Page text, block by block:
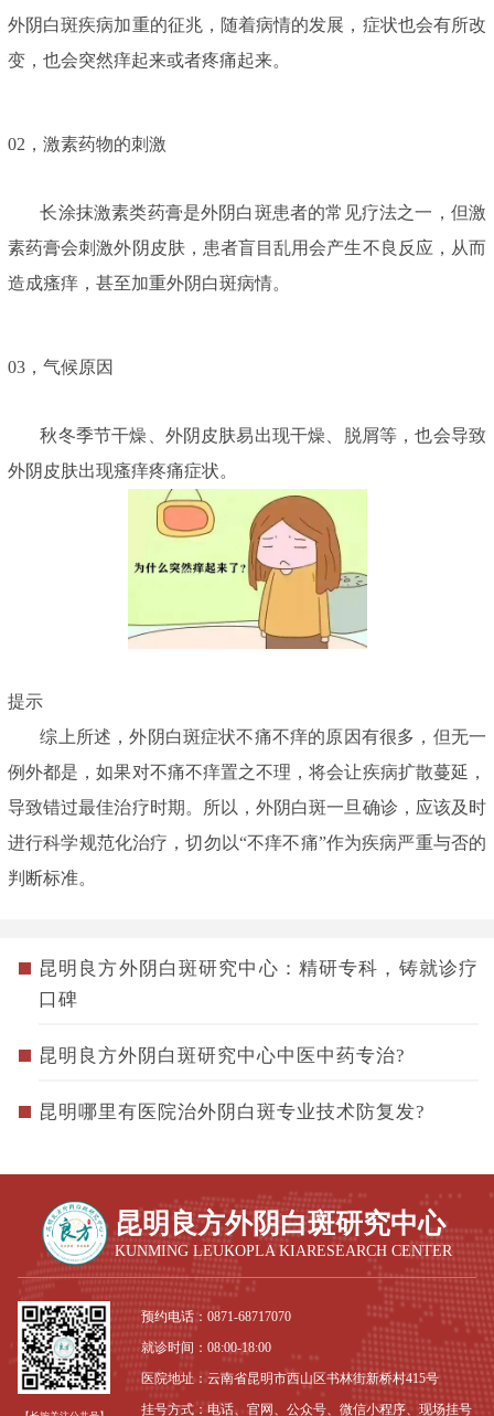
外阴白斑疾病加重的征兆，随着病情的发展，症状也会有所改
变，也会突然痒起来或者疼痛起来。
02， 激素药物的刺激
长涂抹激素类药膏是外阴白斑患者的常见疗法之一，但激
素药膏会刺激外阴皮肤，患者盲目乱用会产生不良反应，从而
造成瘙痒，甚至加重外阴白斑病情。
03， 气候原因
秋冬季节干燥、外阴皮肤易出现干燥、脱屑等，也会导致
外阴皮肤出现瘙痒疼痛症状。
提示
综上所述，外阴白斑症状不痛不痒的原因有很多，但无一
例外都是，如果对不痛不痒置之不理，将会让疾病扩散蔓延，
导致错过最佳治疗时期。所以，外阴白斑一旦确诊，应该及时
进行科学规范化治疗，切勿以“不痒不痛”作为疾病严重与否的
判断标准。
昆明良方外阴白斑研究中心：精研专科，铸就诊疗
口碑
昆明良方外阴白斑研究中心中医中药专治?
昆明哪里有医院治外阴白斑专业技术防复发?
昆明良方外阴白斑研究中心
KUNMING LEUKOPLA KIARESEARCH CENTER
预约电话：0871-68717070
就诊时间：08:00-18:00
医院地址：云南省昆明市西山区书林街新桥村415号
挂号方式：电话、官网、公众号、微信小程序、现场挂号